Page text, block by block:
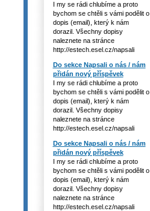
I my se rádi chlubíme a proto
bychom se chtěli s vámi podělit o
dopis (email), který k nám
dorazil. Všechny dopisy
naleznete na stránce
http://estech.esel.cz/napsali
Do sekce Napsali o nás / nám
přidán nový příspěvek
I my se rádi chlubíme a proto
bychom se chtěli s vámi podělit o
dopis (email), který k nám
dorazil. Všechny dopisy
naleznete na stránce
http://estech.esel.cz/napsali
Do sekce Napsali o nás / nám
přidán nový příspěvek
I my se rádi chlubíme a proto
bychom se chtěli s vámi podělit o
dopis (email), který k nám
dorazil. Všechny dopisy
naleznete na stránce
http://estech.esel.cz/napsali